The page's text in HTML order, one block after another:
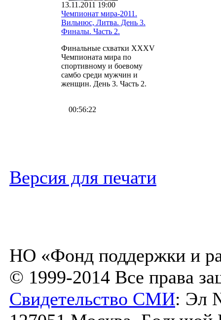
13.11.2011 19:00
Чемпионат мира-2011.
Вильнюс, Литва. День 3.
Финалы. Часть 2.
Финальные схватки XXXV
Чемпионата мира по
спортивному и боевому
самбо среди мужчин и
женщин. День 3. Часть 2.
00:56:22
Версия для печати
НО «Фонд поддержки и
© 1999-2014 Все права
Свидетельство СМИ: Эл